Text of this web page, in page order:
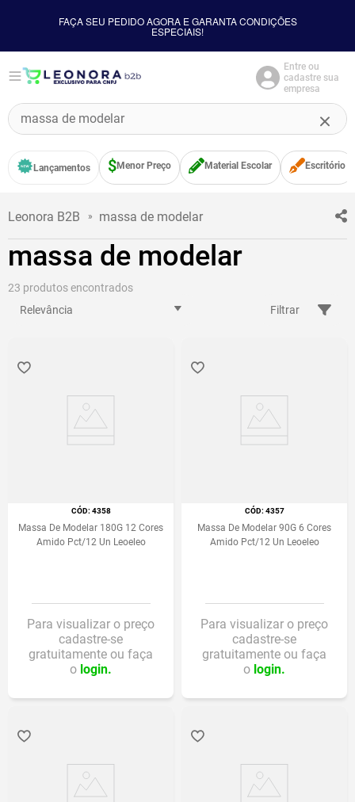
FAÇA SEU PEDIDO AGORA E GARANTA CONDIÇÕES
ESPECIAIS!
Entre ou
cadastre sua
empresa
O que você procura?
Lançamentos Menor Preço Material Escolar Escritório
massa de modelar
massa de modelar
23
Relevância
Filtrar
:4358
Massa De Modelar 180G 12 Cores
Amido Pct/12 Un Leoeleo
Para visualizar o preço
cadastre-se
gratuitamente ou faça
o login.
:4357
Massa De Modelar 90G 6 Cores
Amido Pct/12 Un Leoeleo
Para visualizar o preço
cadastre-se
gratuitamente ou faça
o login.